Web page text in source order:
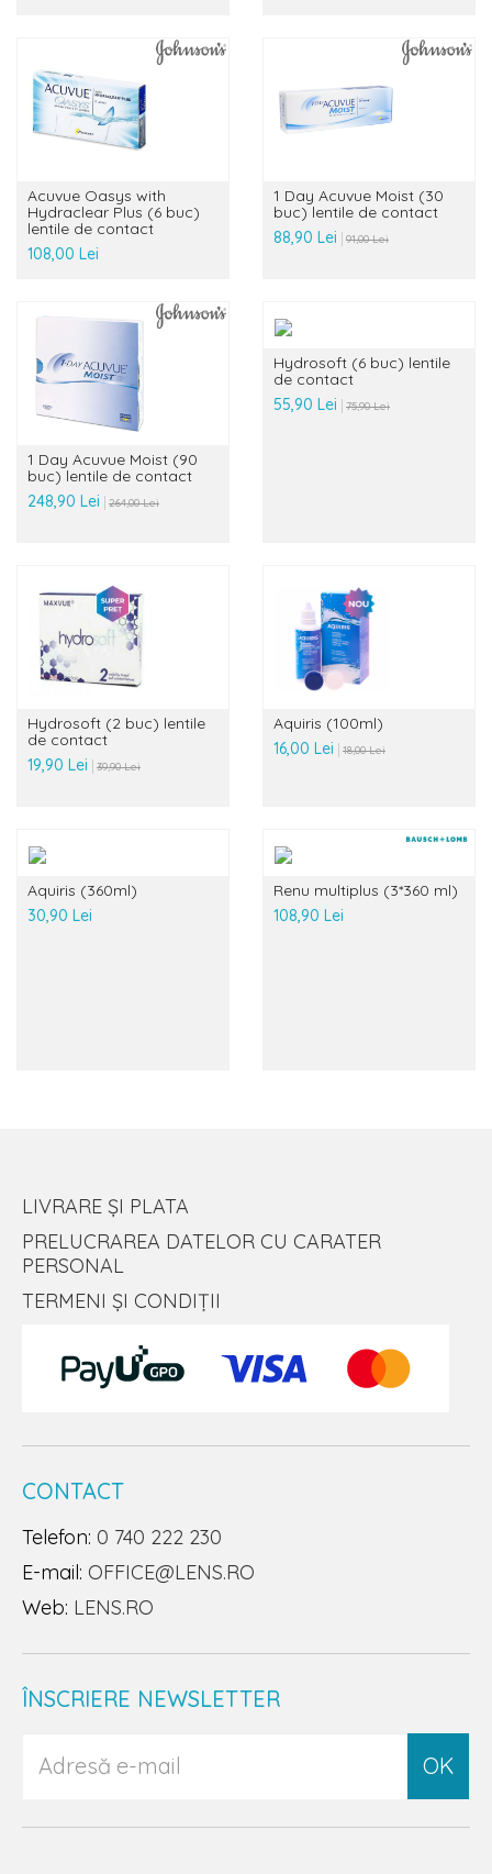
Acuvue Oasys with
Hydraclear Plus (6 buc)
lentile de contact
108,00 Lei
1 Day Acuvue Moist (30
buc) lentile de contact
88,90 Lei
91,00 Lei
1 Day Acuvue Moist (90
buc) lentile de contact
248,90 Lei
264,00 Lei
Hydrosoft (6 buc) lentile
de contact
55,90 Lei
75,90 Lei
Hydrosoft (2 buc) lentile
de contact
19,90 Lei
39,90 Lei
Aquiris (100ml)
16,00 Lei
18,00 Lei
Aquiris (360ml)
30,90 Lei
Renu multiplus (3*360 ml)
108,90 Lei
LIVRARE ȘI PLATA
PRELUCRAREA DATELOR CU CARATER
PERSONAL
TERMENI ȘI CONDIȚII
CONTACT
Telefon: 0 740 222 230
E-mail: OFFICE@LENS.RO
Web: LENS.RO
ÎNSCRIERE NEWSLETTER
OK